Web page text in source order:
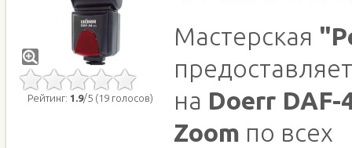
Рейтинг: 1.9/5 (19 голосов)
Мастерская
на Doerr DAF-
Zoom по всех